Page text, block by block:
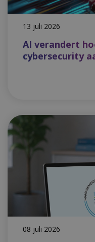
Selecteer
een
level
Level
13 juli 2026
AI verandert
cybersecurity
08 juli 2026